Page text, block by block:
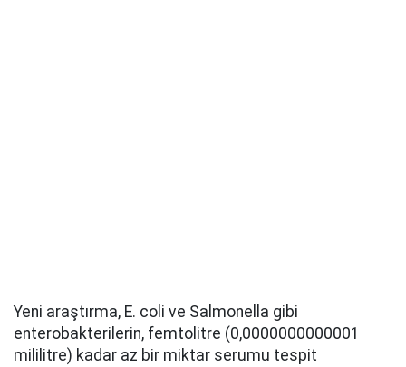
Yeni araştırma, E. coli ve Salmonella gibi
enterobakterilerin, femtolitre (0,0000000000001
mililitre) kadar az bir miktar serumu tespit